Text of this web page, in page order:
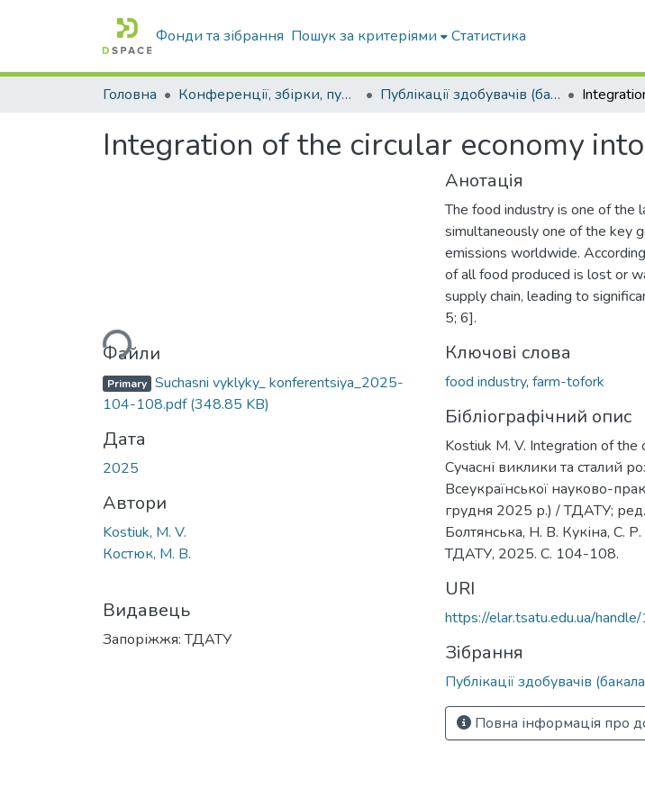
Фонди та зібрання Пошук за критеріями Статистика
Головна Конференції, збірки, публікації молодих вчених і здобувачів : магістрів, бакалаврів, аспірантів. Публікації здобувачів (бакалаврів. магістрів, аспірантів)
Integration of the circular economy
Вантажиться...Файли
Primary Suchasni vyklyky_ konferentsiya_2025-
104-108.pdf(348.85 KB)
Дата
2025
Автори
Kostiuk, M. V.
Костюк, М. В.
Видавець
Запоріжжя: ТДАТУ
Анотація
The food industry is one of the
simultaneously one of the key
emissions worldwide.
of all food produced is lost or
supply chain, leading to
5; 6].
Ключові слова
food industry, farm-tofork
Бібліографічний опис
Kostiuk M. V. Integration of
Сучасні виклики та сталий
Всеукраїнської науково-
грудня 2025 р.) / ТДАТУ;
Болтянська, Н. В. Кукіна, С.
ТДАТУ, 2025. С. 104-108.
URI
https://elar.tsatu.edu.ua/
Зібрання
Публікації здобувачів
Повна інформація про